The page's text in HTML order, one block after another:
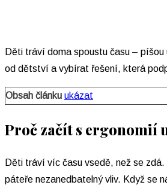
Děti tráví doma spoustu času –
od dětství a vybírat řešení, která
Obsah článku ukázat
Proč začít s ergonomií
Děti tráví víc času vsedě, než se
páteře nezanedbatelný vliv. Když se